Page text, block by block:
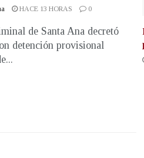
HACE 13 HORAS 0
de Santa Ana decretó
detención provisional